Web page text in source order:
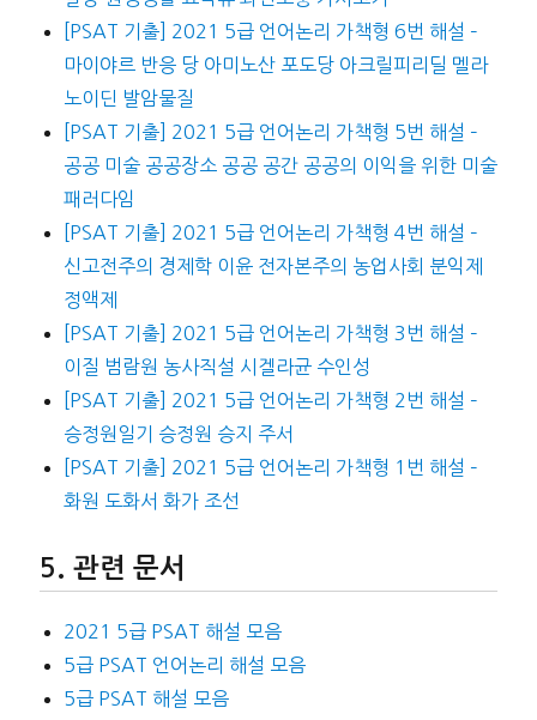
[PSAT 기출] 2021 5급 언어논리 가책형 6번 해설 –
마이야르 반응 당 아미노산 포도당 아크릴피리딜 멜라
노이딘 발암물질
[PSAT 기출] 2021 5급 언어논리 가책형 5번 해설 –
공공 미술 공공장소 공공 공간 공공의 이익을 위한 미술
패러다임
[PSAT 기출] 2021 5급 언어논리 가책형 4번 해설 –
신고전주의 경제학 이윤 전자본주의 농업사회 분익제
정액제
[PSAT 기출] 2021 5급 언어논리 가책형 3번 해설 –
이질 범람원 농사직설 시겔라균 수인성
[PSAT 기출] 2021 5급 언어논리 가책형 2번 해설 –
승정원일기 승정원 승지 주서
[PSAT 기출] 2021 5급 언어논리 가책형 1번 해설 –
화원 도화서 화가 조선
관련 문서
2021 5급 PSAT 해설 모음
5급 PSAT 언어논리 해설 모음
5급 PSAT 해설 모음